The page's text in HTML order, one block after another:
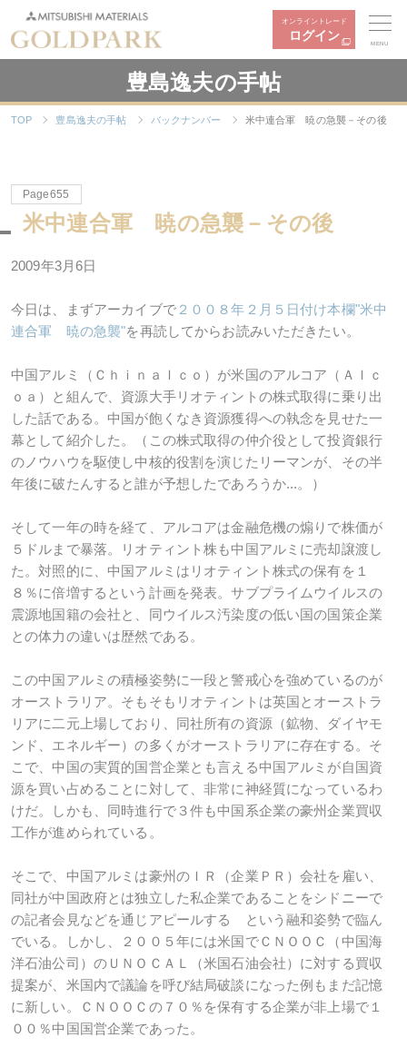
オンライントレード
ログイン
MENU
豊島逸夫の手帖
TOP 豊島逸夫の手帖 バックナンバー 米中連合軍 暁の急襲－その後
Page655
米中連合軍 暁の急襲－その後
2009年3月6日
今日は、まずアーカイブで２００８年２月５日付け本欄"米中
連合軍 暁の急襲"を再読してからお読みいただきたい。
中国アルミ（Ｃｈｉｎａｌｃｏ）が米国のアルコア（Ａｌｃ
ｏａ）と組んで、資源大手リオティントの株式取得に乗り出
した話である。中国が飽くなき資源獲得への執念を見せた一
幕として紹介した。（この株式取得の仲介役として投資銀行
のノウハウを駆使し中核的役割を演じたリーマンが、その半
年後に破たんすると誰が予想したであろうか...。）
そして一年の時を経て、アルコアは金融危機の煽りで株価が
５ドルまで暴落。リオティント株も中国アルミに売却譲渡し
た。対照的に、中国アルミはリオティント株式の保有を１
８％に倍増するという計画を発表。サブプライムウイルスの
震源地国籍の会社と、同ウイルス汚染度の低い国の国策企業
との体力の違いは歴然である。
この中国アルミの積極姿勢に一段と警戒心を強めているのが
オーストラリア。そもそもリオティントは英国とオーストラ
リアに二元上場しており、同社所有の資源（鉱物、ダイヤモ
ンド、エネルギー）の多くがオーストラリアに存在する。そ
こで、中国の実質的国営企業とも言える中国アルミが自国資
源を買い占めることに対して、非常に神経質になっているわ
けだ。しかも、同時進行で３件も中国系企業の豪州企業買収
工作が進められている。
そこで、中国アルミは豪州のＩＲ（企業ＰＲ）会社を雇い、
同社が中国政府とは独立した私企業であることをシドニーで
の記者会見などを通じアピールする という融和姿勢で臨ん
でいる。しかし、２００５年には米国でＣＮＯＯＣ（中国海
洋石油公司）のＵＮＯＣＡＬ（米国石油会社）に対する買収
提案が、米国内で議論を呼び結局破談になった例もまだ記憶
に新しい。ＣＮＯＯＣの７０％を保有する企業が非上場で１
００％中国国営企業であった。